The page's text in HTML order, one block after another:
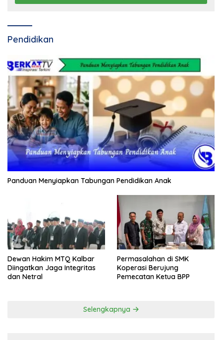
Pendidikan
Panduan Menyiapkan Tabungan Pendidikan Anak
Dewan Hakim MTQ Kalbar
Diingatkan Jaga Integritas
dan Netral
Permasalahan di SMK
Koperasi Berujung
Pemecatan Ketua BPP
Selengkapnya